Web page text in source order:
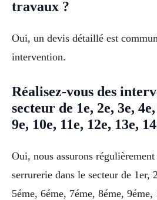
travaux ?
Oui, un devis détaillé est
intervention.
Réalisez-vous des
secteur de 1e, 2e, 3e,
9e, 10e, 11e, 12e, 13e,
Oui, nous assurons
serrurerie dans le secteur de 1er,
5éme, 6éme, 7éme, 8éme, 9éme,